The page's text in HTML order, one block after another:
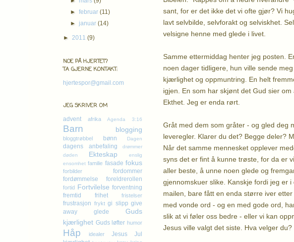
sant, for er det ikke det vi ofte gjør? Vi
lavt selvbilde, selvforakt og selviskhet.
velsigne henne med glede i livet.
Samme ettermiddag henter jeg posten.
noen dager tidligere, hun ville sende
kjærlighet og oppmuntring. En helt
igjen. En som har skjønt det Gud sier
Ekthet. Jeg er enda rørt.
Gråt med dem som gråter - og gled deg
leveregler. Klarer du det? Begge deler?
Når det samme mennesket opplever
syns det er fint å kunne trøste, for da er
aller beste, å unne noen glede og
gjennomskuer slike. Kanskje fordi jeg er
mailen, bare fått en enda større iver
med vonde ord - og en med gode ord,
slik at vi føler oss bedre - eller vi kan
Jesus ville valgt det siste. Hva velger du?
►februar(11)
► januar(14)
► 2011 (9)
NOE PÅ HJERTET?
TA GJERNE KONTAKT:
hjertespor@gmail.com
JEG SKRIVER OM
advent afrika Agenda 3:16
Barn blogging
bloggtrøbbel bønn Dagen
dagens anbefaling
drømmer
døden
Ekteskap
enslig
ensomhet familie fasade fokus
forbilder
fordommer
fordømmelse
foreldrerollen
fortid Fortvilelse forventning
fremtid
frihet fristelser
frustrasjon frykt gi slipp give
away
glede
Guds
kjærlighet Guds løfter humor
Håp idealer Jesus
Jul